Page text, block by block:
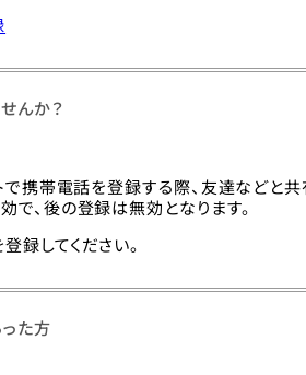
んか？
携帯電話を登録する際、友達などと
で、後の登録は無効となります。
録してください。
た方